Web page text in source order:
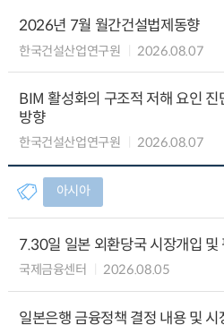
2026년 7월 월간건설법제동향
한국건설산업연구원 2026.08.07
BIM 활성화의 구조적 저해 요인
방향
한국건설산업연구원 2026.08.07
아시아
7.30일 일본 외환당국 시장개입 및
국제금융센터 2026.08.05
일본은행 금융정책 결정 내용 및 시